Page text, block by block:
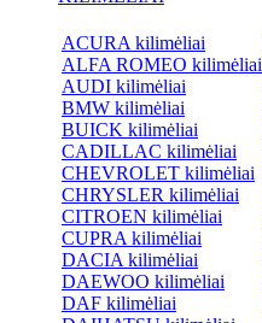
ACURA kilimėliai
ALFA ROMEO kilimėliai
AUDI kilimėliai
BMW kilimėliai
BUICK kilimėliai
CADILLAC kilimėliai
CHEVROLET kilimėliai
CHRYSLER kilimėliai
CITROEN kilimėliai
CUPRA kilimėliai
DACIA kilimėliai
DAEWOO kilimėliai
DAF kilimėliai